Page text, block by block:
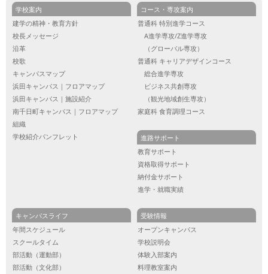
学校案内
建学の精神・教育方針
校長メッセージ
沿革
校歌
キャンパスマップ
浜田キャンパス｜フロアマップ
浜田キャンパス｜施設紹介
南千日町キャンパス｜フロアマップ
組織
学校紹介パンフレット
コース・専攻案内
普通科 特別進学コース
A進学専攻/Z進学専攻
（グローバル専攻）
普通科 キャリアデザインコース
総合進学専攻
ビジネス共創専攻
（観光地域創生専攻）
家庭科 食育調理コース
進路サポート
教育サポート
資格取得サポート
納付金サポート
進学・就職実績
キャンパスライフ
年間スケジュール
スクールタイム
部活動（運動部）
部活動（文化部）
受験情報
オープンキャンパス
学校説明会
体験入部案内
料理教室案内